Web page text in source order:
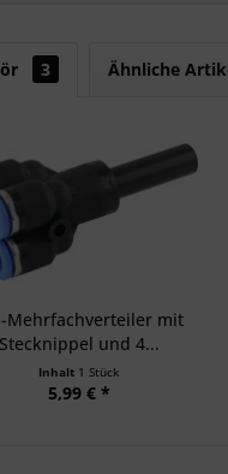
3 Ähnliche
Mehrfachverteiler mit
Stecknippel und 4...
Inhalt 1 Stück
5,99 € *